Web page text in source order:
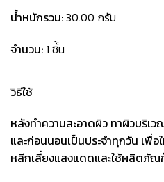
น้ำหนักรวม:30.00 กรัม
จำนวน: 1 ชิ้้น
วิธีใช้
หลังทำความสะอาดผิว ทาผิวบริเ
และก่อนนอนเป็นประจำทุกวัน เพื่
หลีกเลี่ยงแสงแดดและใช้ผลิตภัณ